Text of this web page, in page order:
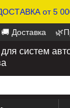
от 5
🚚 Доставка
систем